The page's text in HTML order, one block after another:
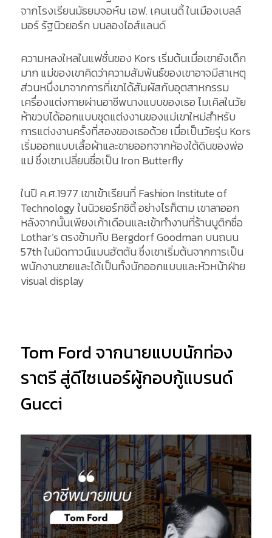
จากโรงเรียนมัธยมจอห์น เอฟ. เคนเนดี้ ในเมืองเบลล์
มอร์ รัฐนิวยอร์ก บนลองไอส์แลนด์
ความหลงใหลในแฟชั่นของ Kors เริ่มต้นเมื่อเขายังเด็ก
มาก แม่ของเขาคิดว่าความสัมพันธ์ของเขาอาจมีสาเหตุ
ส่วนหนึ่งมาจากการที่เขาได้สัมผัสกับอุตสาหกรรม
เครื่องแต่งกายผ่านอาชีพนางแบบของเธอ ไมเคิลในวัย
ห้าขวบได้ออกแบบชุดแต่งงานของแม่เขาใหม่สำหรับ
การแต่งงานครั้งที่สองของเธอด้วย เมื่อเป็นวัยรุ่น Kors
เริ่มออกแบบเสื้อผ้าและขายออกจากห้องใต้ดินของพ่อ
แม่ ซึ่งเขาเปลี่ยนชื่อเป็น Iron Butterfly
ในปี ค.ศ.1977 เขาเข้าเรียนที่ Fashion Institute of
Technology ในนิวยอร์กซิตี้ อย่างไรก็ตาม เขาลาออก
หลังจากนั้นเพียงเก้าเดือนและเข้าทำงานที่ร้านบูติกชื่อ
Lothar’s ตรงข้ามกับ Bergdorf Goodman บนถนน
57th ในมิดทาวน์แมนฮัตตัน ซึ่งเขาเริ่มต้นจากการเป็น
พนักงานขายและได้เป็นทั้งนักออกแบบและหัวหน้าฝ่าย
visual display
Tom Ford จากนายแบบนักท่อง
ราตรี สู่ดีไซเนอร์ผู้กอบกู้แบรนด์
Gucci